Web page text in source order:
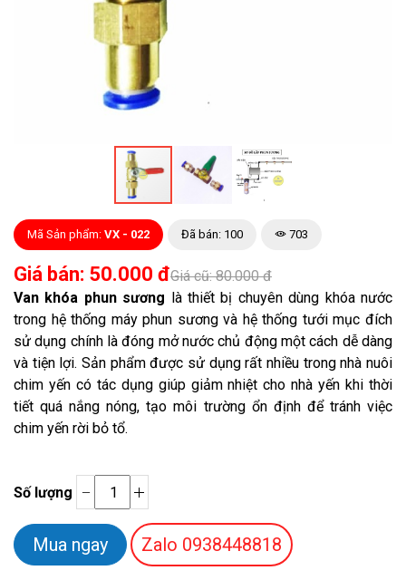
Mã Sản phẩm: VX - 022 Đã bán: 100 703
Giá bán: 50.000 đGiá cũ: 80.000 đ
Van khóa phun sương là thiết bị chuyên dùng khóa nước
trong hệ thống máy phun sương và hệ thống tưới mục đích
sử dụng chính là đóng mở nước chủ động một cách dễ dàng
và tiện lợi. Sản phẩm được sử dụng rất nhiều trong nhà nuôi
chim yến có tác dụng giúp giảm nhiệt cho nhà yến khi thời
tiết quá nắng nóng, tạo môi trường ổn định để tránh việc
chim yến rời bỏ tổ.
Số lượng
Zalo 0938448818